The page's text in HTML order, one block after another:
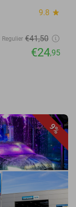
9.8 star
Regulier €41,50
€24,95
9%